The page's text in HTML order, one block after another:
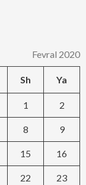
Fevral 2020
Sh Ya
1 2
8 9
15 16
22 23